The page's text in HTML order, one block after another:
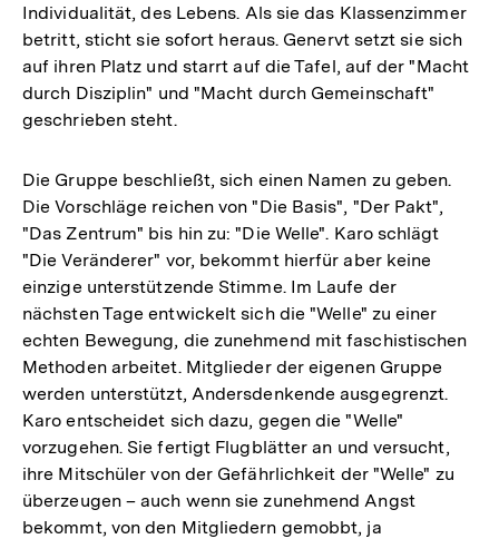
Individualität, des Lebens. Als sie das Klassenzimmer
betritt, sticht sie sofort heraus. Genervt setzt sie sich
auf ihren Platz und starrt auf die Tafel, auf der "Macht
durch Disziplin" und "Macht durch Gemeinschaft"
geschrieben steht.
Die Gruppe beschließt, sich einen Namen zu geben.
Die Vorschläge reichen von "Die Basis", "Der Pakt",
"Das Zentrum" bis hin zu: "Die Welle". Karo schlägt
"Die Veränderer" vor, bekommt hierfür aber keine
einzige unterstützende Stimme. Im Laufe der
nächsten Tage entwickelt sich die "Welle" zu einer
echten Bewegung, die zunehmend mit faschistischen
Methoden arbeitet. Mitglieder der eigenen Gruppe
werden unterstützt, Andersdenkende ausgegrenzt.
Karo entscheidet sich dazu, gegen die "Welle"
vorzugehen. Sie fertigt Flugblätter an und versucht,
ihre Mitschüler von der Gefährlichkeit der "Welle" zu
überzeugen – auch wenn sie zunehmend Angst
bekommt, von den Mitgliedern gemobbt, ja